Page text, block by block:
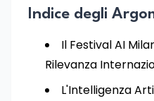
Indice degli
Il Festival AI
Rilevanza
L'Intelligenza